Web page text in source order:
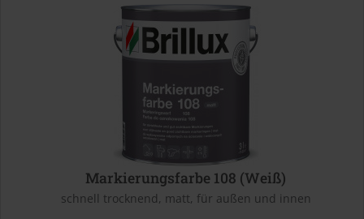
Markierungsfarbe 108 (Weiß)
schnell trocknend, matt, für außen und innen